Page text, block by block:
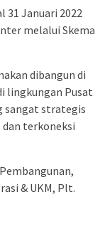
31 Januari 2022
melalui Skema
dibangun di
lingkungan Pusat
sangat strategis
terkoneksi
& UKM, Plt.